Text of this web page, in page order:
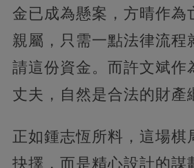
金已成為懸案，方晴作為
親屬，只需一點法律流程
請這份資金。而許文斌作
丈夫，自然是合法的財產
正如鍾志恆所料，這場棋
抉擇，而是精心設計的謀